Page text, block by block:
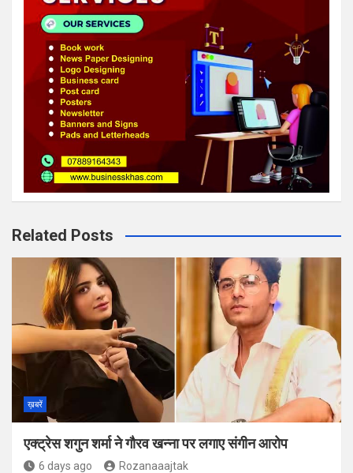
Related Posts
ख़बरें
एक्ट्रेस शगुन शर्मा ने गौरव खन्ना पर लगाए संगीन आरोप
6 days ago Rozanaaajtak